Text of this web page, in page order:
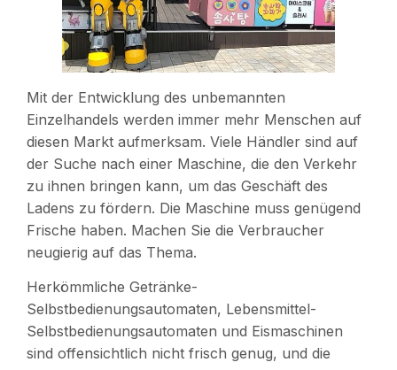
Mit der Entwicklung des unbemannten
Einzelhandels werden immer mehr Menschen auf
diesen Markt aufmerksam. Viele Händler sind auf
der Suche nach einer Maschine, die den Verkehr
zu ihnen bringen kann, um das Geschäft des
Ladens zu fördern. Die Maschine muss genügend
Frische haben. Machen Sie die Verbraucher
neugierig auf das Thema.
Herkömmliche Getränke-
Selbstbedienungsautomaten, Lebensmittel-
Selbstbedienungsautomaten und Eismaschinen
sind offensichtlich nicht frisch genug, und die